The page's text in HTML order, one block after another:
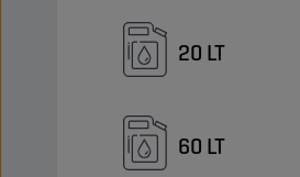
20 LT
60 LT